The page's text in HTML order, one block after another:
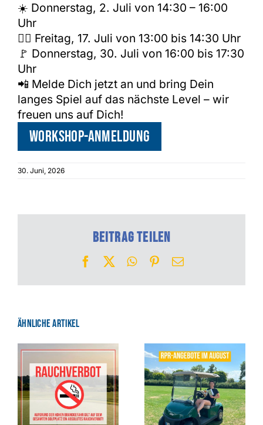
☀️ Donnerstag, 2. Juli von 14:30 – 16:00
Uhr
🏌️‍♂️ Freitag, 17. Juli von 13:00 bis 14:30 Uhr
🚩 Donnerstag, 30. Juli von 16:00 bis 17:30
Uhr
📲 Melde Dich jetzt an und bring Dein
langes Spiel auf das nächste Level – wir
freuen uns auf Dich!
Workshop-Anmeldung
30. Juni, 2026
Beitrag teilen
Facebook
X WhatsApp
Pinterest
E-
Ähnliche Artikel